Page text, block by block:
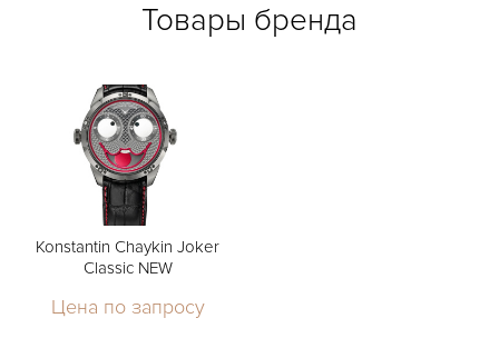
Товары бренда
Konstantin Chaykin Joker
Classic NEW
Цена по запросу